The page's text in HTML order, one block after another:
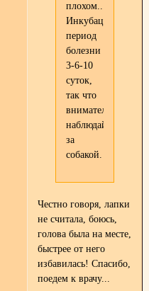
плохом...
Инкубационный
период
болезни
3-6-10
суток,
так что
внимательно
наблюдайте
за
собакой.
Честно говоря, лапки
не считала, боюсь,
голова была на месте,
быстрее от него
избавилась! Спасибо,
поедем к врачу...